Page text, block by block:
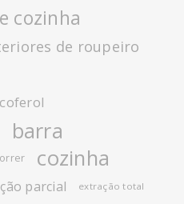
cozinha
de roupeiro
barra
cozinha
parcial extração total